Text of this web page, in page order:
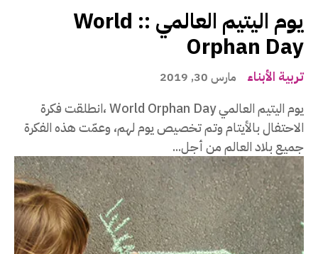
يوم اليتيم العالمي :: World
Orphan Day
تربية الأبناء مارس 30, 2019
يوم اليتيم العالمي World Orphan Day ،انطلقت فكرة
الاحتفال بالأيتام وتم تخصيص يوم لهم، وعمّت هذه الفكرة
جميع بلاد العالم من أجل...